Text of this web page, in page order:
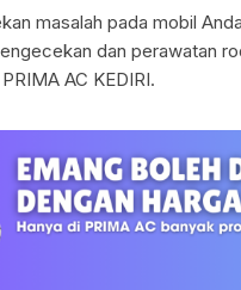
masalah pada mobil
dan perawatan
AC KEDIRI.